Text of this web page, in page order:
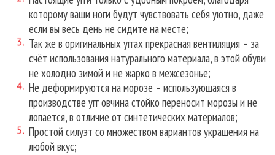
которому ваши ноги будут чувствовать себя уютно, даже
если вы весь день не сидите на месте;
Так же в оригинальных уггах прекрасная вентиляция – за
счёт использования натурального материала, в этой обуви
не холодно зимой и не жарко в межсезонье;
Не деформируются на морозе – использующаяся в
производстве угг овчина стойко переносит морозы и не
лопается, в отличие от синтетических материалов;
Простой силуэт со множеством вариантов украшения на
любой вкус;